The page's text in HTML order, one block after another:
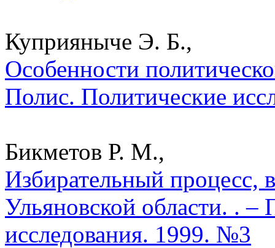
Куприяныче Э. Б.,
Особенности
Полис. Политические
Бикметов Р. М.,
Избирательный процесс,
Ульяновской области. . –
исследования. 1999. №3